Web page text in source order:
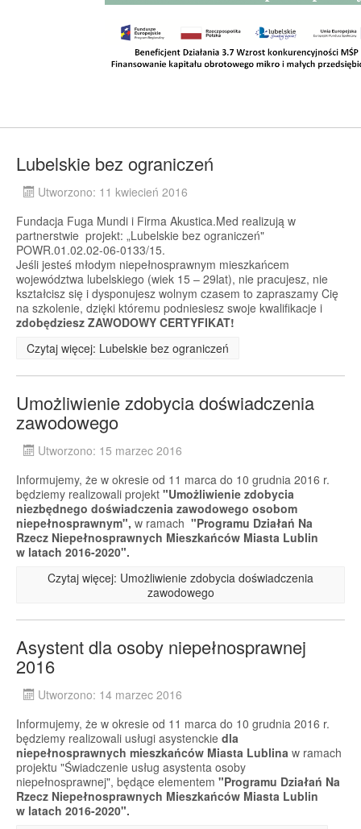
Lubelskie bez ograniczeń
Utworzono: 11 kwiecień 2016
Fundacja Fuga Mundi i Firma Akustica.Med realizują w
partnerstwie projekt: „Lubelskie bez ograniczeń"
POWR.01.02.02-06-0133/15.
Jeśli jesteś młodym niepełnosprawnym mieszkańcem
województwa lubelskiego (wiek 15 – 29lat), nie pracujesz, nie
kształcisz się i dysponujesz wolnym czasem to zapraszamy Cię
na szkolenie, dzięki któremu podniesiesz swoje kwalifikacje i
zdobędziesz ZAWODOWY CERTYFIKAT!
Czytaj więcej: Lubelskie bez ograniczeń
Umożliwienie zdobycia doświadczenia
zawodowego
Utworzono: 15 marzec 2016
Informujemy, że w okresie od 11 marca do 10 grudnia 2016 r.
będziemy realizowali projekt "Umożliwienie zdobycia
niezbędnego doświadczenia zawodowego osobom
niepełnosprawnym", w ramach "Programu Działań Na
Rzecz Niepełnosprawnych Mieszkańców Miasta Lublin
w latach 2016-2020".
Czytaj więcej: Umożliwienie zdobycia doświadczenia
zawodowego
Asystent dla osoby niepełnosprawnej
2016
Utworzono: 14 marzec 2016
Informujemy, że w okresie od 11 marca do 10 grudnia 2016 r.
będziemy realizowali usługi asystenckie dla
niepełnosprawnych mieszkańców Miasta Lublina w ramach
projektu "Świadczenie usług asystenta osoby
niepełnosprawnej", będące elementem "Programu Działań Na
Rzecz Niepełnosprawnych Mieszkańców Miasta Lublin
w latach 2016-2020".